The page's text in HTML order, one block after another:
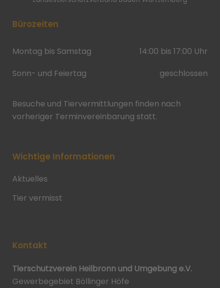
Bürozeiten
Montag bis Samstag
14:00 bis 17:00 Uhr
Sonn- und Feiertag
geschlossen
Besuche und Tiervermittlungen finden nach
vorheriger Terminvereinbarung statt.
Wichtige Informationen
Aktuelles
Tier vermisst
Kontakt
Tierschutzverein Heilbronn und Umgebung e.V.
Gewerbegebiet Böllinger Höfe